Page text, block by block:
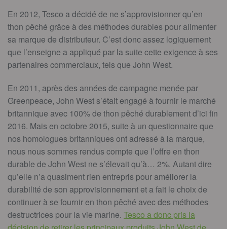
En 2012, Tesco a décidé de ne s’approvisionner qu’en
thon pêché grâce à des méthodes durables pour alimenter
sa marque de distributeur. C’est donc assez logiquement
que l’enseigne a appliqué par la suite cette exigence à ses
partenaires commerciaux, tels que John West.
En 2011, après des années de campagne menée par
Greenpeace, John West s’était engagé à fournir le marché
britannique avec 100% de thon pêché durablement d’ici fin
2016. Mais en octobre 2015, suite à un questionnaire que
nos homologues britanniques ont adressé à la marque,
nous nous sommes rendus compte que l’offre en thon
durable de John West ne s’élevait qu’à… 2%. Autant dire
qu’elle n’a quasiment rien entrepris pour améliorer la
durabilité de son approvisionnement et a fait le choix de
continuer à se fournir en thon pêché avec des méthodes
destructrices pour la vie marine. Tesco a donc pris la